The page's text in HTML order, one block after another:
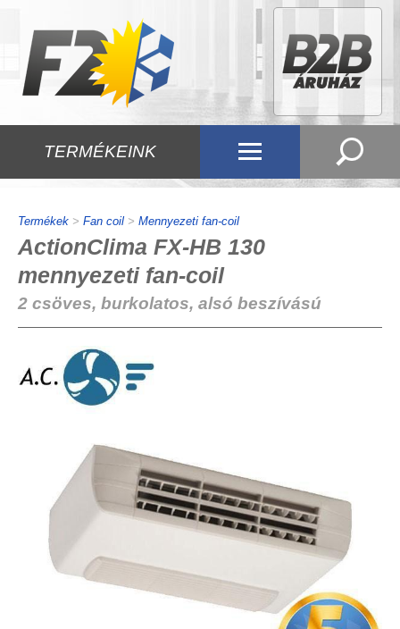
TERMÉKEINK
Termékek > Fan coil > Mennyezeti fan-coil
ActionClima FX-HB 130
mennyezeti fan-coil
2 csöves, burkolatos, alsó beszívású